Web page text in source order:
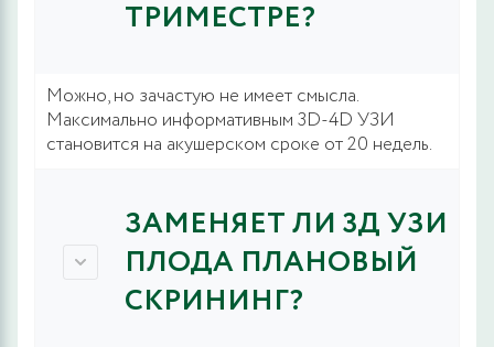
ТРИМЕСТРЕ?
Можно, но зачастую не имеет смысла.
Максимально информативным 3D-4D УЗИ
становится на акушерском сроке от 20 недель.
ЗАМЕНЯЕТ ЛИ 3Д УЗИ
ПЛОДА ПЛАНОВЫЙ
СКРИНИНГ?